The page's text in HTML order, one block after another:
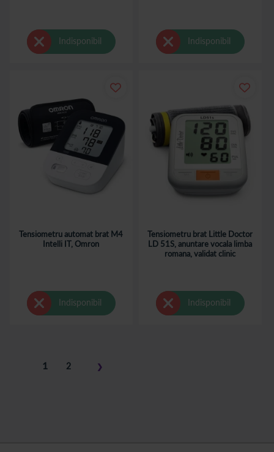
Indisponibil Indisponibil
Tensiometru automat brat M4
Intelli IT, Omron
Indisponibil
Tensiometru brat Little Doctor
LD 51S, anuntare vocala limba
romana, validat clinic
Indisponibil
în
1 Pagina
2 ❯